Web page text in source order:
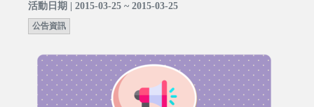
活動日期 | 2015-03-25 ~ 2015-03-25
公告資訊